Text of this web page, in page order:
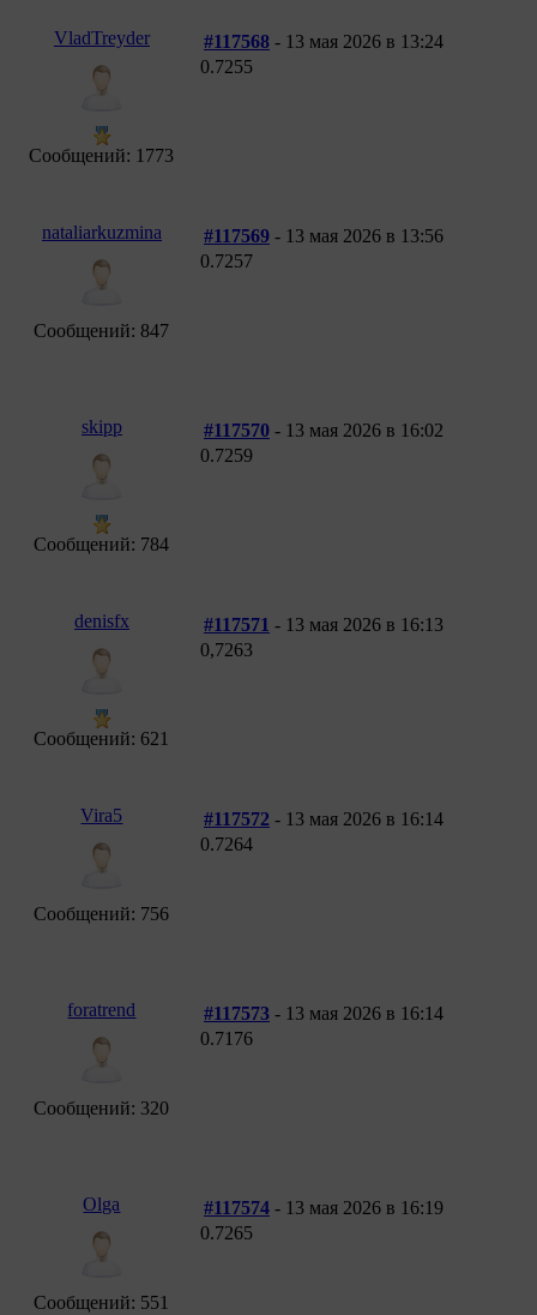
VladTreyder
Сообщений: 1773
#117568 - 13 мая 2026 в 13:24
0.7255
nataliarkuzmina
Сообщений: 847
#117569 - 13 мая 2026 в 13:56
0.7257
skipp
Сообщений: 784
#117570 - 13 мая 2026 в 16:02
0.7259
denisfx
Сообщений: 621
#117571 - 13 мая 2026 в 16:13
0,7263
Vira5
Сообщений: 756
#117572 - 13 мая 2026 в 16:14
0.7264
foratrend
Сообщений: 320
#117573 - 13 мая 2026 в 16:14
0.7176
Olga
Сообщений: 551
#117574 - 13 мая 2026 в 16:19
0.7265